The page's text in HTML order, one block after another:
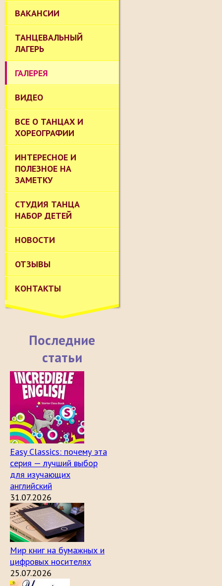
ВАКАНСИИ
ТАНЦЕВАЛЬНЫЙ
ЛАГЕРЬ
ГАЛЕРЕЯ
ВИДЕО
ВСЕ О ТАНЦАХ И
ХОРЕОГРАФИИ
ИНТЕРЕСНОЕ И
ПОЛЕЗНОЕ НА
ЗАМЕТКУ
СТУДИЯ ТАНЦА
НАБОР ДЕТЕЙ
НОВОСТИ
ОТЗЫВЫ
КОНТАКТЫ
Последние
статьи
Easy Classics: почему эта
серия — лучший выбор
для изучающих
английский
31.07.2026
Мир книг на бумажных и
цифровых носителях
25.07.2026